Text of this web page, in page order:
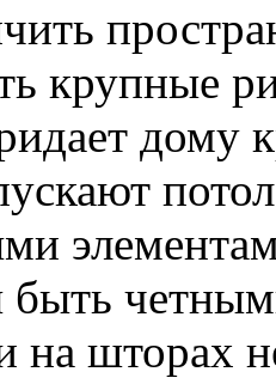
крупные
дому
на шторах